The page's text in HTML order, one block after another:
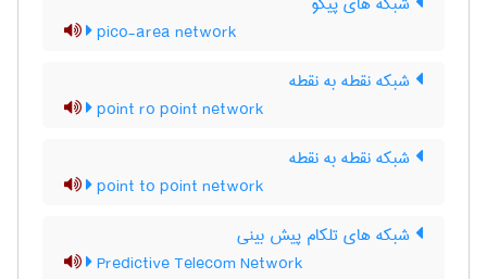
pico-area network
شبکه نقطه به نقطه
point ro point network
شبکه نقطه به نقطه
point to point network
شبکه های تلکام پیش بینی
Predictive Telecom Network